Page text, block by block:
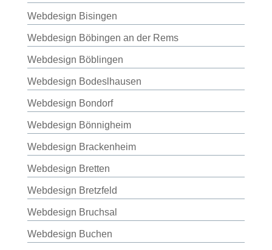
Webdesign Bisingen
Webdesign Böbingen an der Rems
Webdesign Böblingen
Webdesign Bodeslhausen
Webdesign Bondorf
Webdesign Bönnigheim
Webdesign Brackenheim
Webdesign Bretten
Webdesign Bretzfeld
Webdesign Bruchsal
Webdesign Buchen